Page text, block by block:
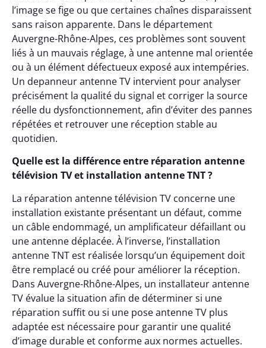
l’image se fige ou que certaines chaînes disparaissent
sans raison apparente. Dans le département
Auvergne-Rhône-Alpes, ces problèmes sont souvent
liés à un mauvais réglage, à une antenne mal orientée
ou à un élément défectueux exposé aux intempéries.
Un depanneur antenne TV intervient pour analyser
précisément la qualité du signal et corriger la source
réelle du dysfonctionnement, afin d’éviter des pannes
répétées et retrouver une réception stable au
quotidien.
Quelle est la différence entre réparation antenne
télévision TV et installation antenne TNT ?
La réparation antenne télévision TV concerne une
installation existante présentant un défaut, comme
un câble endommagé, un amplificateur défaillant ou
une antenne déplacée. À l’inverse, l’installation
antenne TNT est réalisée lorsqu’un équipement doit
être remplacé ou créé pour améliorer la réception.
Dans Auvergne-Rhône-Alpes, un installateur antenne
TV évalue la situation afin de déterminer si une
réparation suffit ou si une pose antenne TV plus
adaptée est nécessaire pour garantir une qualité
d’image durable et conforme aux normes actuelles.